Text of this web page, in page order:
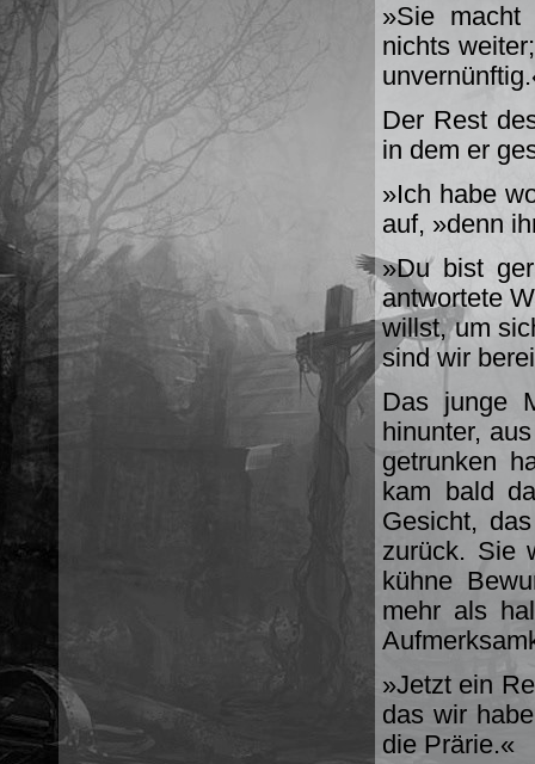
»Sie
nichts
Der Rest
in dem er
»Ich habe
auf, »denn
»Du bist
antwortete
willst, um
sind wir
Das junge
hinunter,
getrunken
kam bald
Gesicht,
zurück. Sie
kühne
mehr als
»Jetzt ein
das wir
die Prärie.«